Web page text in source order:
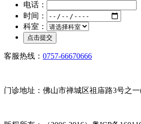
电话：
时间：
科室：
客服热线： 0757-66670666
门诊地址：佛山市禅城区祖庙路3号之